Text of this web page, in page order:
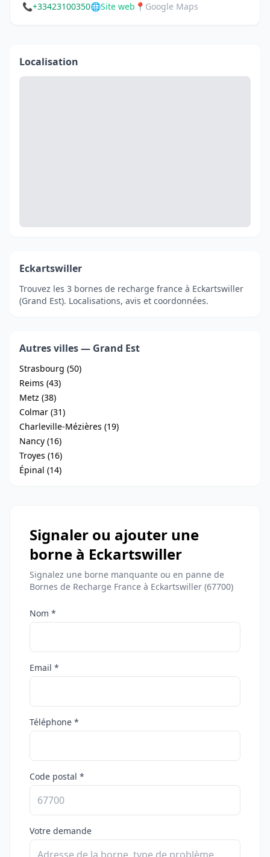
📞+33423100350🌐Site web 📍 Google Maps
Localisation
Eckartswiller
Trouvez les 3 bornes de recharge france à Eckartswiller
(Grand Est). Localisations, avis et coordonnées.
Autres villes — Grand Est
Strasbourg (50)
Reims (43)
Metz (38)
Colmar (31)
Charleville-Mézières (19)
Nancy (16)
Troyes (16)
Épinal (14)
Signaler ou ajouter une
borne à Eckartswiller
Signalez une borne manquante ou en panne de
Bornes de Recharge France à Eckartswiller (67700)
Nom *
Email *
Téléphone *
Code postal *
Votre demande